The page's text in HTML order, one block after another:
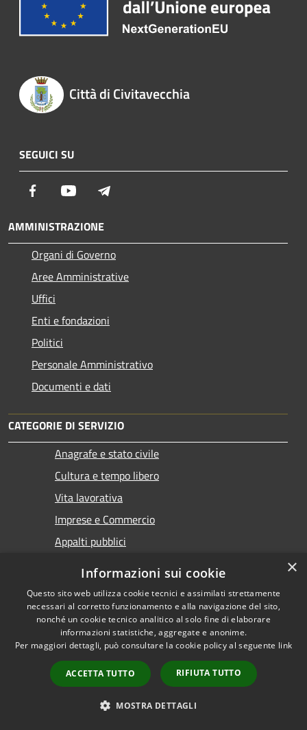
Città di Civitavecchia
SEGUICI SU
Facebook Youtube
AMMINISTRAZIONE
Organi di Governo
Aree Amministrative
Uffici
Enti e fondazioni
Politici
Personale Amministrativo
Documenti e dati
CATEGORIE DI SERVIZIO
Anagrafe e stato civile
Cultura e tempo libero
Vita lavorativa
Imprese e Commercio
Appalti pubblici
Educazione e formazione
Giustizia e sicurezza pubblica
Tributi,finanze e contravvenzioni
×
Informazioni sui cookie
Questo sito web utilizza cookie tecnici e assimilati strettamente
necessari al corretto funzionamento e alla navigazione del sito,
nonché un cookie tecnico analitico al solo fine di elaborare
informazioni statistiche, aggregate e anonime.
Per maggiori dettagli, può consultare la cookie policy al seguente link
ACCETTA TUTTO RIFIUTA TUTTO
MOSTRA DETTAGLI